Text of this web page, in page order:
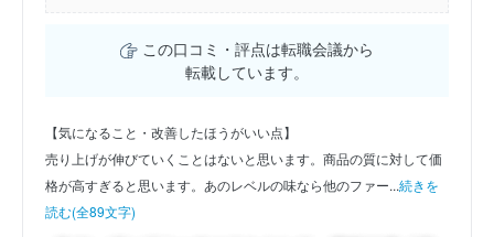
この口コミ・評点は転職会議から
転載しています。
【気になること・改善したほうがいい点】
売り上げが伸びていくことはないと思います。商品の質に対して価
格が高すぎると思います。あのレベルの味なら他のファー...続きを
読む(全89文字)